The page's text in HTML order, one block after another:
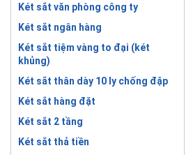
Két sắt văn phòng công ty
Két sắt ngân hàng
Két sắt tiệm vàng to đại (két
khủng)
Két sắt thân dày 10 ly chống đập
Két sắt hàng đặt
Két sắt 2 tầng
Két sắt thả tiền